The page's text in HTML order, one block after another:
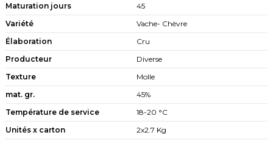
Maturation jours
45
Variété
Vache- Chèvre
Élaboration
Cru
Producteur
Diverse
Texture
Molle
mat. gr.
45%
Température de service
18-20 °C
Unités x carton
2x2.7 Kg